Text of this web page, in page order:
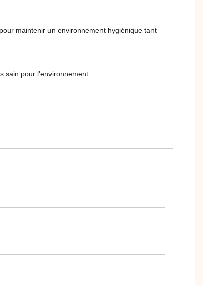
maintenir un environnement hygiénique tant
sain pour l'environnement.